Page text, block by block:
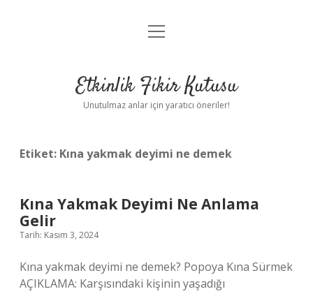
Anasayfa
Yasal Uyarı
menüyü
Etkinlik Fikir Kutusu
Unutulmaz anlar için yaratıcı öneriler!
Etiket: Kına yakmak deyimi ne demek
Kına Yakmak Deyimi Ne Anlama
Gelir
Tarih: Kasım 3, 2024
Kına yakmak deyimi ne demek? Popoya Kına Sürmek
AÇIKLAMA: Karşısındaki kişinin yaşadığı